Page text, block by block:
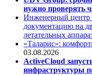
нужно проверять
Инженерный центр
документацию на
летательных
«Таларис»:
03.08.2026
ActiveCloud
инфраструктуры